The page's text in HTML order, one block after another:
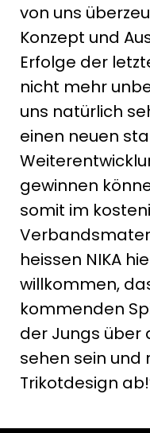
von uns
Konzept und
Erfolge der
nicht mehr
uns natürlich
einen neuen
gewinnen
somit im
heissen NIKA
willkommen,
kommenden
der Jungs über
sehen sein
Trikotdesign